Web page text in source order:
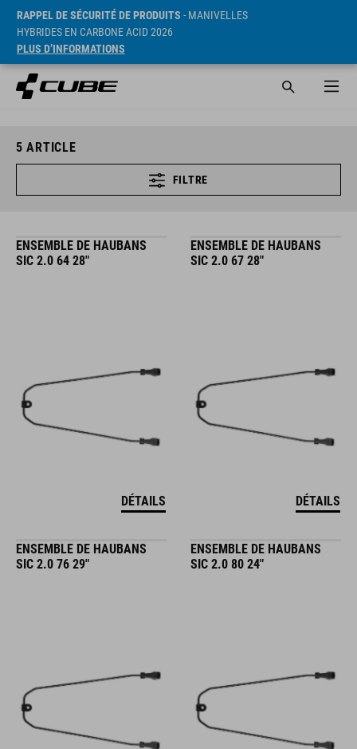
RAPPEL DE SÉCURITÉ DE PRODUITS - MANIVELLES
HYBRIDES EN CARBONE ACID 2026
PLUS D’INFORMATIONS
5 ARTICLE
FILTRE
ENSEMBLE DE HAUBANS
SIC 2.0 64 28"
DÉTAILS
ENSEMBLE DE HAUBANS
SIC 2.0 67 28"
DÉTAILS
ENSEMBLE DE HAUBANS
SIC 2.0 76 29"
ENSEMBLE DE HAUBANS
SIC 2.0 80 24"